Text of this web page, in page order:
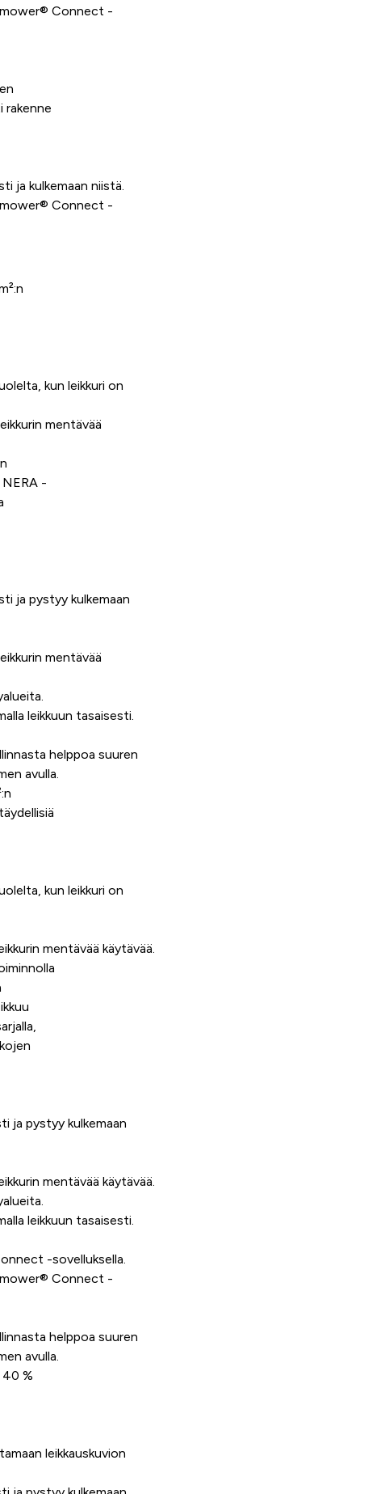
Connect -
rakenne
ja kulkemaan niistä.
Connect -
kun leikkuri on
mentävää
-
ja pystyy kulkemaan
mentävää
leikkuun tasaisesti.
helppoa suuren
avulla.
kun leikkuri on
mentävää käytävää.
ja pystyy kulkemaan
mentävää käytävää.
leikkuun tasaisesti.
-sovelluksella.
Connect -
helppoa suuren
avulla.
40 %
leikkauskuvion